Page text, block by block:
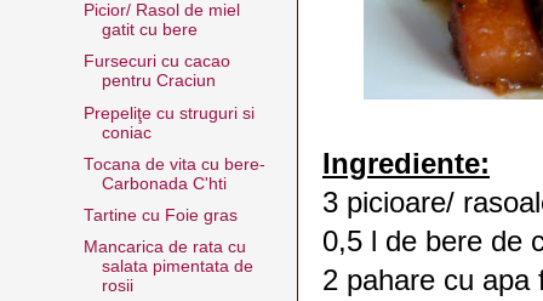
Ingrediente:
3 picioare/
0,5 l de bere de
2 pahare cu apa
Picior/ Rasol de miel
gatit cu bere
Fursecuri cu cacao
pentru Craciun
Prepeliţe cu struguri si
coniac
Tocana de vita cu bere-
Carbonada C'hti
Tartine cu Foie gras
Mancarica de rata cu
salata pimentata de
rosii